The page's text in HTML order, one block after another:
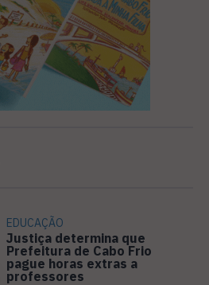
EDUCAÇÃO
Justiça determina que
Prefeitura de Cabo Frio
pague horas extras a
professores